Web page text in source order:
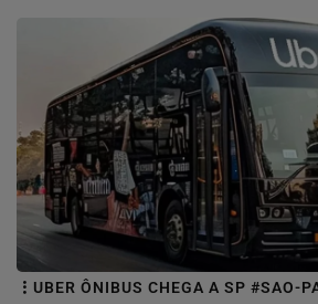
UBER ÔNIBUS CHEGA A SP #SAO-